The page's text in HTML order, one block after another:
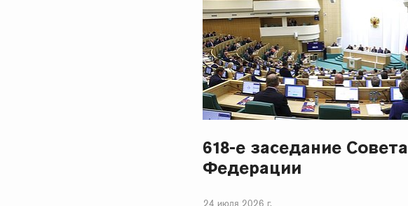
618-е заседание Совета
Федерации
24 июля 2026 г.